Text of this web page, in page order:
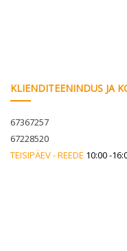
KLIENDITEENINDUS JA
67367257
67228520
TEISIPÄEV - REEDE 10:00 -